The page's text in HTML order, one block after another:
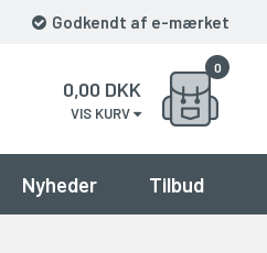
Godkendt af e-mærket
0
0,00 DKK
VIS KURV
Nyheder Tilbud